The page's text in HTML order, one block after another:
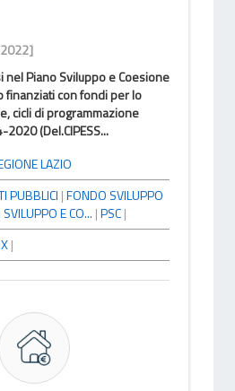
2022]
Piano Sviluppo e Coesione
finanziati con fondi per lo
cicli di programmazione
(Del.CIPESS...
LAZIO
PUBBLICI |FONDO SVILUPPO
E CO... |PSC|
|